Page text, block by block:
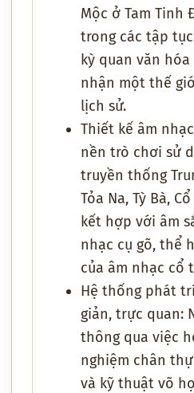
Mộc ở Tam Tinh
trong các tập
kỳ quan văn
nhận một thế
lịch sử.
Thiết kế âm
nền trò chơi sử
truyền thống
Tỏa Na, Tỳ Bà,
kết hợp với âm
nhạc cụ gõ, thể
của âm nhạc cổ
Hệ thống phát
giản, trực quan:
thông qua việc
nghiệm chân
và kỹ thuật võ